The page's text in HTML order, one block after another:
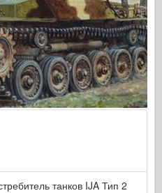
танков IJA Тип 2